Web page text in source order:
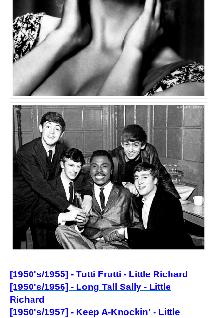
[1950's/1955] - Tutti Frutti - Little Richard
[1950's/1956] - Long Tall Sally - Little
Richard
[1950's/1957] - Keep A-Knockin' - Little